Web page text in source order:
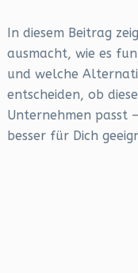
In diesem Beitrag
ausmacht, wie es
und welche
entscheiden, ob
Unternehmen passt
besser für Dich